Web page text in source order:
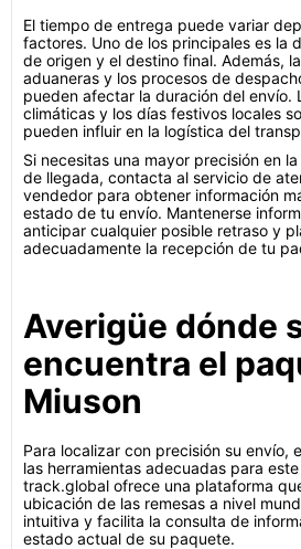
El tiempo de entrega puede variar
factores. Uno de los principales es la
de origen y el destino final. Además,
aduaneras y los procesos de
pueden afectar la duración del envío.
climáticas y los días festivos locales
pueden influir en la logística del
Si necesitas una mayor precisión en
de llegada, contacta al servicio de
vendedor para obtener información
estado de tu envío. Mantenerse
anticipar cualquier posible retraso y
adecuadamente la recepción de tu
Averigüe dónde
encuentra el
Miuson
Para localizar con precisión su envío,
las herramientas adecuadas para
track.global ofrece una plataforma
ubicación de las remesas a nivel
intuitiva y facilita la consulta de
estado actual de su paquete.